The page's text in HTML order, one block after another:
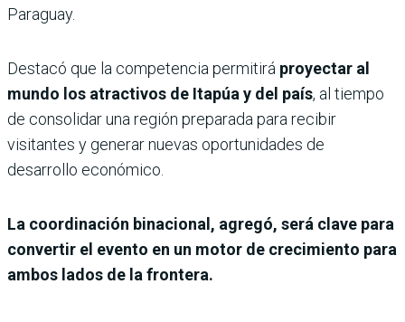
Paraguay.
Destacó que la competencia permitirá proyectar al
mundo los atractivos de Itapúa y del país, al tiempo
de consolidar una región preparada para recibir
visitantes y generar nuevas oportunidades de
desarrollo económico.
La coordinación binacional, agregó, será clave para
convertir el evento en un motor de crecimiento para
ambos lados de la frontera.